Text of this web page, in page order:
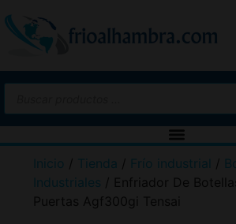
Inicio / Tienda / Frío industrial /
Industriales / Enfriador De
Puertas Agf300gi Tensai